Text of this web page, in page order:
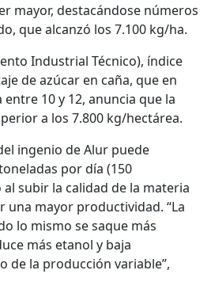
mayor, destacándose números
que alcanzó los 7.100 kg/ha.
Industrial Técnico), índice
de azúcar en caña, que en
10 y 12, anuncia que la
a los 7.800 kg/hectárea.
ingenio de Alur puede
por día (150
subir la calidad de la materia
una mayor productividad. “La
lo mismo se saque más
más etanol y baja
de la producción variable”,